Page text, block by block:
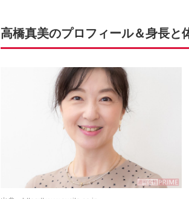
高橋真美のプロフィール＆身長と